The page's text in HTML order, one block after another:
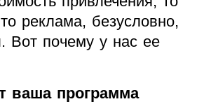
реклама, безусловно,
Вот почему у нас ее
ваша программа